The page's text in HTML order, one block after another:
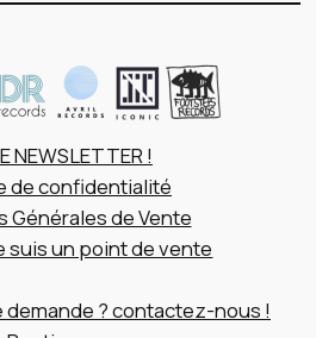
NEWSLETTER !
de confidentialité
Générales de Vente
suis un point de vente
demande ? contactez-nous !